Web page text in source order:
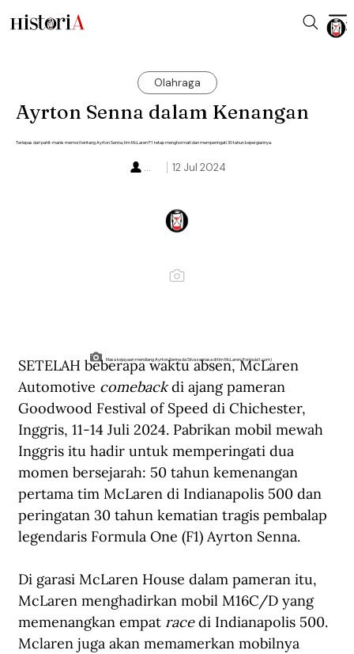
Olahraga
Ayrton Senna dalam Kenangan
Terlepas dari pahit-manis memori tentang Ayrton Senna, tim McLaren F1 tetap menghormati dan memperingati 30 tahun kepergiannya.
12 Jul 2024
...
Masa kejayaan mendiang Ayrton Senna da Silva semasa di tim McLaren (formula1.com)
SETELAH beberapa waktu absen, McLaren
Automotive comeback di ajang pameran
Goodwood Festival of Speed di Chichester,
Inggris, 11-14 Juli 2024. Pabrikan mobil mewah
Inggris itu hadir untuk memperingati dua
momen bersejarah: 50 tahun kemenangan
pertama tim McLaren di Indianapolis 500 dan
peringatan 30 tahun kematian tragis pembalap
legendaris Formula One (F1) Ayrton Senna.
Di garasi McLaren House dalam pameran itu,
McLaren menghadirkan mobil M16C/D yang
memenangkan empat race di Indianapolis 500.
Mclaren juga akan memamerkan mobilnya